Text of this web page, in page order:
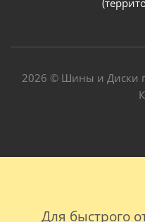
Для быстрого
2026 © Шины и Диски